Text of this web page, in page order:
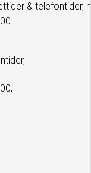
& telefontider,